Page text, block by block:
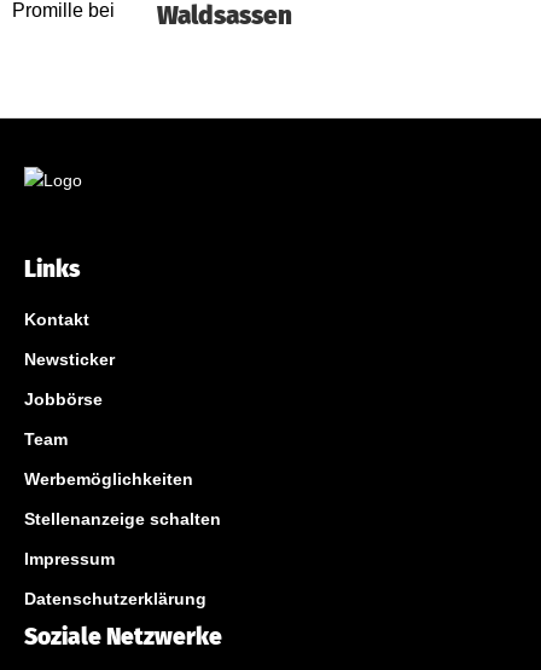
Waldsassen
Links
Kontakt
Newsticker
Jobbörse
Team
Werbemöglichkeiten
Stellenanzeige schalten
Impressum
Datenschutzerklärung
Soziale Netzwerke